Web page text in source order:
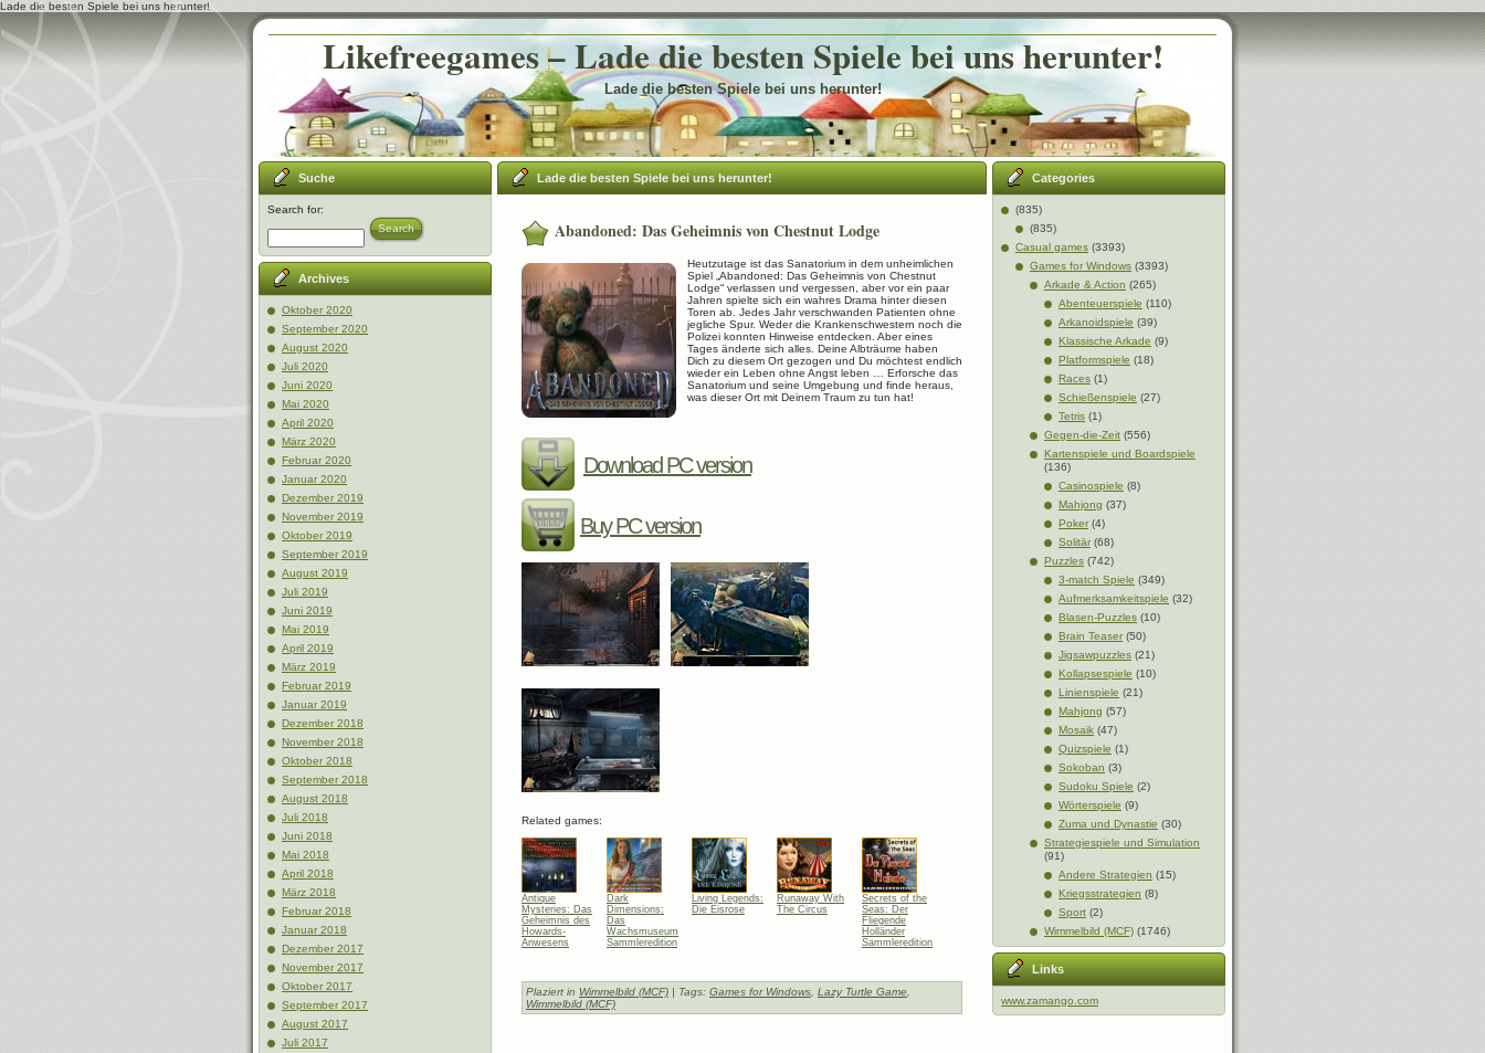
Lade die besten Spiele bei uns herunter!
Likefreegames – Lade die besten Spiele bei uns herunter!
Lade die besten Spiele bei uns herunter!
Suche
Search for:
Search
Archives
Oktober 2020
September 2020
August 2020
Juli 2020
Juni 2020
Mai 2020
April 2020
März 2020
Februar 2020
Januar 2020
Dezember 2019
November 2019
Oktober 2019
September 2019
August 2019
Juli 2019
Juni 2019
Mai 2019
April 2019
März 2019
Februar 2019
Januar 2019
Dezember 2018
November 2018
Oktober 2018
September 2018
August 2018
Juli 2018
Juni 2018
Mai 2018
April 2018
März 2018
Februar 2018
Januar 2018
Dezember 2017
November 2017
Oktober 2017
September 2017
August 2017
Juli 2017
Lade die besten Spiele bei uns herunter!
Abandoned: Das Geheimnis von Chestnut Lodge
Heutzutage ist das Sanatorium in dem unheimlichen
Spiel „Abandoned: Das Geheimnis von Chestnut
Lodge“ verlassen und vergessen, aber vor ein paar
Jahren spielte sich ein wahres Drama hinter diesen
Toren ab. Jedes Jahr verschwanden Patienten ohne
jegliche Spur. Weder die Krankenschwestern noch die
Polizei konnten Hinweise entdecken. Aber eines
Tages änderte sich alles. Deine Albträume haben
Dich zu diesem Ort gezogen und Du möchtest endlich
wieder ein Leben ohne Angst leben … Erforsche das
Sanatorium und seine Umgebung und finde heraus,
was dieser Ort mit Deinem Traum zu tun hat!
Download PC version
Buy PC version
Related games:
Antique
Mysteries: Das
Geheimnis des
Howards-
Anwesens
Dark
Dimensions:
Das
Wachsmuseum
Sammleredition
Living Legends:
Die Eisrose
Runaway With
The Circus
Secrets of the
Seas: Der
Fliegende
Holländer
Sammleredition
Plaziert in Wimmelbild (MCF) | Tags: Games for Windows, Lazy Turtle Game,
Wimmelbild (MCF)
Categories
(835)
(835)
Casual games (3393)
Games for Windows (3393)
Arkade & Action (265)
Abenteuerspiele (110)
Arkanoidspiele (39)
Klassische Arkade (9)
Platformspiele (18)
Races (1)
Schießenspiele (27)
Tetris (1)
Gegen-die-Zeit (556)
Kartenspiele und Boardspiele
(136)
Casinospiele (8)
Mahjong (37)
Poker(4)
Solitär(68)
Puzzles (742)
3-match Spiele (349)
Aufmerksamkeitspiele (32)
Blasen-Puzzles (10)
Brain Teaser(50)
Jigsawpuzzles (21)
Kollapsespiele (10)
Linienspiele (21)
Mahjong (57)
Mosaik (47)
Quizspiele (1)
Sokoban (3)
Sudoku Spiele (2)
Wörterspiele (9)
Zuma und Dynastie (30)
Strategiespiele und Simulation
(91)
Andere Strategien (15)
Kriegsstrategien (8)
Sport (2)
Wimmelbild (MCF) (1746)
Links
www.zamango.com